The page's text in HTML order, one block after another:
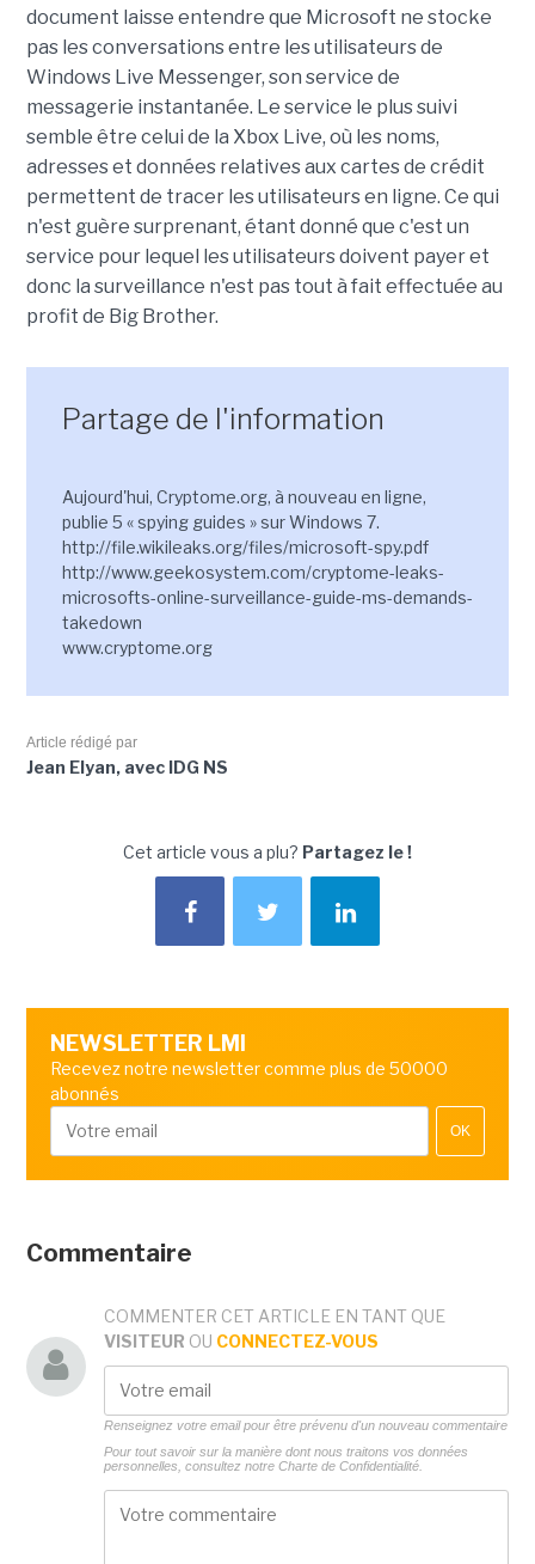
document laisse entendre que Microsoft ne stocke
pas les conversations entre les utilisateurs de
Windows Live Messenger, son service de
messagerie instantanée. Le service le plus suivi
semble être celui de la Xbox Live, où les noms,
adresses et données relatives aux cartes de crédit
permettent de tracer les utilisateurs en ligne. Ce qui
n'est guère surprenant, étant donné que c'est un
service pour lequel les utilisateurs doivent payer et
donc la surveillance n'est pas tout à fait effectuée au
profit de Big Brother.
Partage de l'information
Aujourd'hui, Cryptome.org, à nouveau en ligne,
publie 5 « spying guides » sur Windows 7.
http://file.wikileaks.org/files/microsoft-spy.pdf
http://www.geekosystem.com/cryptome-leaks-
microsofts-online-surveillance-guide-ms-demands-
takedown
www.cryptome.org
Article rédigé par
Jean Elyan, avec IDG NS
Cet article vous a plu? Partagez le !
NEWSLETTER LMI
Recevez notre newsletter comme plus de 50000
abonnés
OK
Commentaire
COMMENTER CET ARTICLE EN TANT QUE
VISITEUR OU CONNECTEZ-VOUS
Renseignez votre email pour être prévenu d'un nouveau commentaire
Pour tout savoir sur la manière dont nous traitons vos données
personnelles, consultez notre Charte de Confidentialité.